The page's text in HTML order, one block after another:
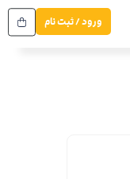
ورود / ثبت نام